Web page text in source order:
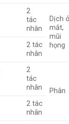
2
tác
nhân
Dịch
mắt,
mũi
họng
2 tác
nhân
2
tác
nhân
Phân
2 tác
nhân